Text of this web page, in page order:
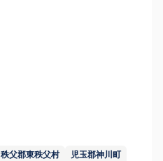
秩父郡東秩父村 児玉郡神川町